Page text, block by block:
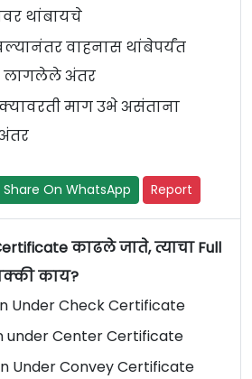
थांबायचे
वाहनास थांबेपर्यंत
लागलेले अंतर
माग उभे असंताना
Share On WhatsApp Report
काढले जाते, त्याचा Full
काय?
Under Check Certificate
under Center Certificate
Under Convey Certificate